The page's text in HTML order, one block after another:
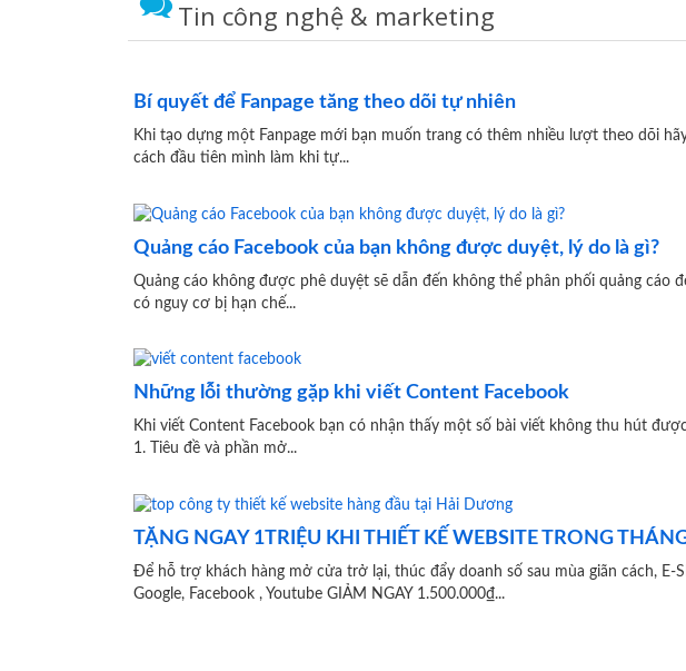
Tin công nghệ & marketing
Bí quyết để Fanpage tăng theo dõi tự nhiên
Khi tạo dựng một Fanpage mới bạn muốn trang có thêm nhiều lượt theo dõi
cách đầu tiên mình làm khi tự...
Quảng cáo Facebook của bạn không được duyệt, lý do là gì?
Quảng cáo không được phê duyệt sẽ dẫn đến không thể phân phối quảng
có nguy cơ bị hạn chế...
Những lỗi thường gặp khi viết Content Facebook
Khi viết Content Facebook bạn có nhận thấy một số bài viết không thu hút
1. Tiêu đề và phần mở...
TẶNG NGAY 1TRIỆU KHI THIẾT KẾ WEBSITE TRONG
Để hỗ trợ khách hàng mở cửa trở lại, thúc đẩy doanh số sau mùa giãn cách,
Google, Facebook , Youtube GIẢM NGAY 1.500.000₫...